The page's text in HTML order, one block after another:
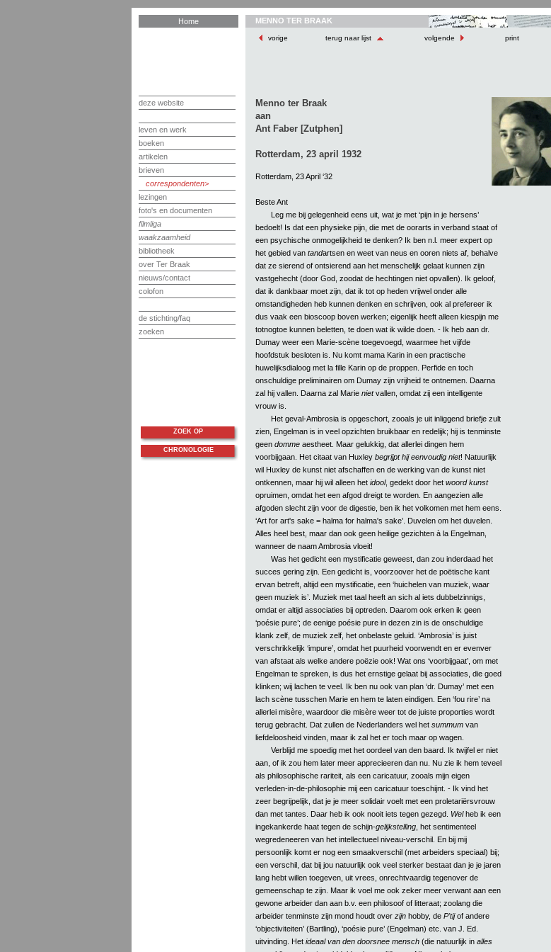
Home
deze website
leven en werk
boeken
artikelen
brieven
correspondenten
lezingen
foto's en documenten
filmliga
waakzaamheid
bibliotheek
over Ter Braak
nieuws/contact
colofon
de stichting/faq
zoeken
MENNO TER BRAAK
vorige terug naar lijst volgende print
Menno ter Braak
aan
Ant Faber [Zutphen]
Rotterdam, 23 april 1932
Rotterdam, 23 April ‘32
Beste Ant
Leg me bij gelegenheid eens uit, wat je met ‘pijn in je hersens’
bedoelt! Is dat een physieke pijn, die met de oorarts in verband staat of
een psychische onmogelijkheid te denken? Ik ben n.l. meer expert op
het gebied van tandartsen en weet van neus en ooren niets af, behalve
dat ze sierend of ontsierend aan het menschelijk gelaat kunnen zijn
vastgehecht (door God, zoodat de hechtingen niet opvallen). Ik geloof,
dat ik dankbaar moet zijn, dat ik tot op heden vrijwel onder alle
omstandigheden heb kunnen denken en schrijven, ook al prefereer ik
dus vaak een bioscoop boven werken; eigenlijk heeft alleen kiespijn me
totnogtoe kunnen beletten, te doen wat ik wilde doen. - Ik heb aan dr.
Dumay weer een Marie-scène toegevoegd, waarmee het vijfde
hoofdstuk besloten is. Nu komt mama Karin in een practische
huwelijksdialoog met la fille Karin op de proppen. Perfide en toch
onschuldige preliminairen om Dumay zijn vrijheid te ontnemen. Daarna
zal hij vallen. Daarna zal Marie nietvallen, omdat zij een intelligente
vrouw is.
Het geval-Ambrosia is opgeschort, zooals je uit inliggend briefje zult
zien, Engelman is in veel opzichten bruikbaar en redelijk; hij is tenminste
geen dommeaestheet. Maar gelukkig, dat allerlei dingen hem
voorbijgaan. Het citaat van Huxley begrijpt hij eenvoudig niet! Natuurlijk
wil Huxley de kunst niet afschaffen en de werking van de kunst niet
ontkennen, maar hij wil alleen het idool, gedekt door het woord kunst
opruimen, omdat het een afgod dreigt te worden. En aangezien alle
afgoden slecht zijn voor de digestie, ben ik het volkomen met hem eens.
‘Art for art's sake = halma for halma's sake’. Duvelen om het duvelen.
Alles heel best, maar dan ook geen heilige gezichten à la Engelman,
wanneer de naam Ambrosia vloeit!
Was het gedicht een mystificatie geweest, dan zou inderdaad het
succes gering zijn. Een gedicht is, voorzoover het de poëtische kant
ervan betreft, altijd een mystificatie, een ‘huichelen van muziek, waar
geen muziek is’. Muziek met taal heeft an sich al iets dubbelzinnigs,
omdat er altijd associaties bij optreden. Daarom ook erken ik geen
‘poésie pure’; de eenige poésie pure in dezen zin is de onschuldige
klank zelf, de muziek zelf, het onbelaste geluid. ‘Ambrosia’ is juist
verschrikkelijk ‘impure’, omdat het puurheid voorwendt en er evenver
van afstaat als welke andere poëzie ook! Wat ons ‘voorbijgaat’, om met
Engelman te spreken, is dus het ernstige gelaat bij associaties, die goed
klinken; wij lachen te veel. Ik ben nu ook van plan ‘dr. Dumay’ met een
lach scène tusschen Marie en hem te laten eindigen. Een ‘fou rire’ na
allerlei misère, waardoor die misère weer tot de juiste proporties wordt
terug gebracht. Dat zullen de Nederlanders wel het summumvan
liefdeloosheid vinden, maar ik zal het er toch maar op wagen.
Verblijd me spoedig met het oordeel van den baard. Ik twijfel er niet
aan, of ik zou hem later meer apprecieeren dan nu. Nu zie ik hem teveel
als philosophische rariteit, als een caricatuur, zooals mijn eigen
verleden-in-de-philosophie mij een caricatuur toeschijnt. - Ik vind het
zeer begrijpelijk, dat je je meer solidair voelt met een proletariërsvrouw
dan met tantes. Daar heb ik ook nooit iets tegen gezegd. Welheb ik een
ingekankerde haat tegen de schijn-gelijkstelling, het sentimenteel
wegredeneeren van het intellectueel niveau-verschil. En bij mij
persoonlijk komt er nog een smaakverschil (met arbeiders speciaal) bij;
een verschil, dat bij jou natuurlijk ook veel sterker bestaat dan je je jaren
lang hebt willen toegeven, uit vrees, onrechtvaardig tegenover de
gemeenschap te zijn. Maar ik voel me ook zeker meer verwant aan een
gewone arbeider dan aan b.v. een philosoof of litteraat; zoolang die
arbeider tenminste zijn mond houdt over zijnhobby, de P'tijof andere
‘objectiviteiten’ (Bartling), ‘poésie pure’ (Engelman) etc. van J. Ed.
uitvinding. Het ideaal van den doorsnee mensch(die natuurlijk in alles
ZOEK OP
CHRONOLOGIE